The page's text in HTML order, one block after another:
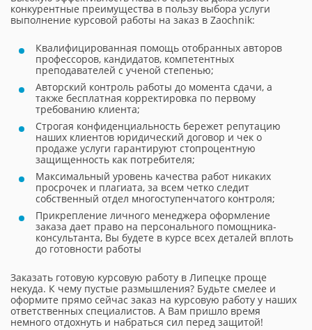
конкурентные преимущества в пользу выбора услуги
выполнение курсовой работы на заказ в Zaochnik:
Квалифицированная помощь отобранных авторов
профессоров, кандидатов, компетентных
преподавателей с ученой степенью;
Авторский контроль работы до момента сдачи, а
также бесплатная корректировка по первому
требованию клиента;
Строгая конфиденциальность бережет репутацию
наших клиентов юридический договор и чек о
продаже услуги гарантируют стопроцентную
защищенность как потребителя;
Максимальный уровень качества работ никаких
просрочек и плагиата, за всем четко следит
собственный отдел многоступенчатого контроля;
Прикрепление личного менеджера оформление
заказа дает право на персонального помощника-
консультанта, Вы будете в курсе всех деталей вплоть
до готовности работы
Заказать готовую курсовую работу в Липецке проще
некуда. К чему пустые размышления? Будьте смелее и
оформите прямо сейчас заказ на курсовую работу у наших
ответственных специалистов. А Вам пришло время
немного отдохнуть и набраться сил перед защитой!